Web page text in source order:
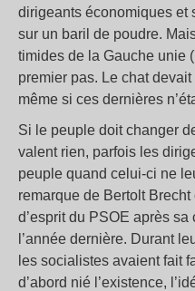
dirigeants économiques et
sur un baril de poudre.
timides de la Gauche unie
premier pas. Le chat
même si ces dernières
Si le peuple doit changer
valent rien, parfois les
peuple quand celui-ci ne
remarque de Bertolt Brecht
d’esprit du PSOE après
l’année dernière. Durant
les socialistes avaient fait
d’abord nié l’existence,